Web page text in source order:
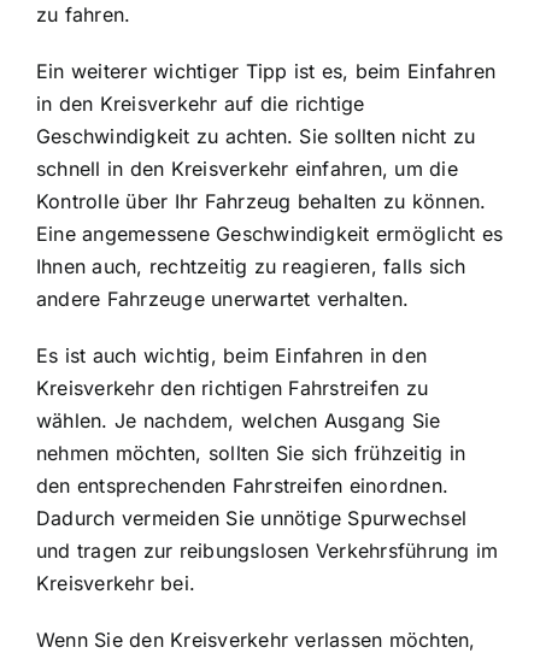
zu fahren.
Ein weiterer wichtiger Tipp ist es, beim Einfahren
in den Kreisverkehr auf die richtige
Geschwindigkeit zu achten. Sie sollten nicht zu
schnell in den Kreisverkehr einfahren, um die
Kontrolle über Ihr Fahrzeug behalten zu können.
Eine angemessene Geschwindigkeit ermöglicht es
Ihnen auch, rechtzeitig zu reagieren, falls sich
andere Fahrzeuge unerwartet verhalten.
Es ist auch wichtig, beim Einfahren in den
Kreisverkehr den richtigen Fahrstreifen zu
wählen. Je nachdem, welchen Ausgang Sie
nehmen möchten, sollten Sie sich frühzeitig in
den entsprechenden Fahrstreifen einordnen.
Dadurch vermeiden Sie unnötige Spurwechsel
und tragen zur reibungslosen Verkehrsführung im
Kreisverkehr bei.
Wenn Sie den Kreisverkehr verlassen möchten,